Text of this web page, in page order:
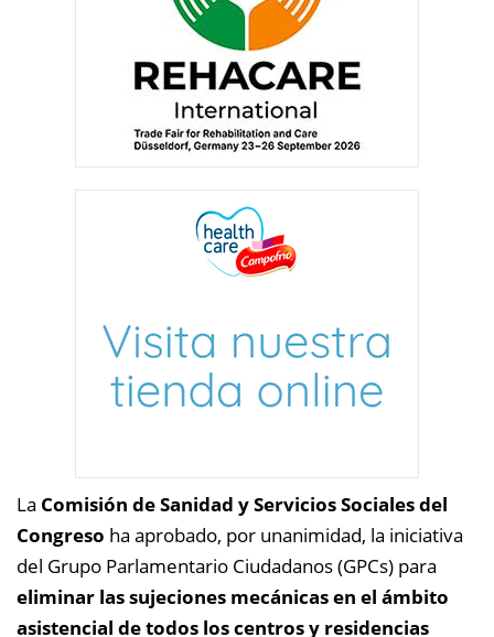
La Comisión de Sanidad y Servicios Sociales del
Congreso ha aprobado, por unanimidad, la iniciativa
del Grupo Parlamentario Ciudadanos (GPCs) para
eliminar las sujeciones mecánicas en el ámbito
asistencial de todos los centros y residencias